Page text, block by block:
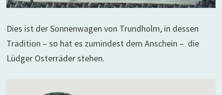
Dies ist der Sonnenwagen von Trundholm, in dessen
Tradition – so hat es zumindest dem Anschein – die
Lüdger Osterräder stehen.